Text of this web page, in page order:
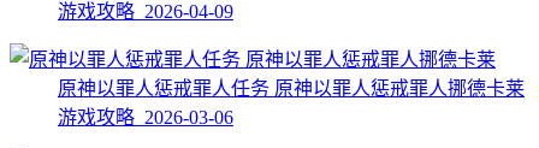
游戏攻略 2026-04-09
原神以罪人惩戒罪人任务 原神以罪人惩戒罪人挪德卡莱
游戏攻略 2026-03-06